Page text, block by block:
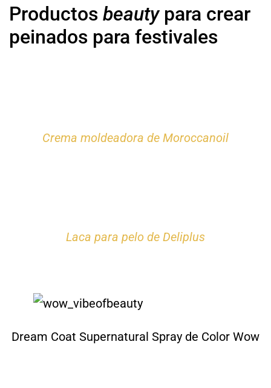
Productos beautypara crear
peinados para festivales
Crema moldeadora de Moroccanoil
Laca para pelo de Deliplus
Dream Coat Supernatural Spray de Color Wow